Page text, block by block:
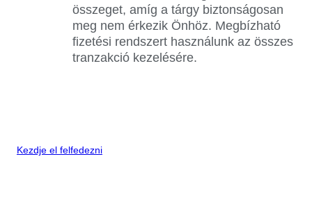
összeget, amíg a tárgy biztonságosan
meg nem érkezik Önhöz. Megbízható
fizetési rendszert használunk az összes
tranzakció kezelésére.
Kezdje el felfedezni